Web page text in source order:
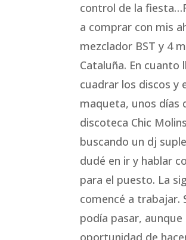
control de la
a comprar con mis
mezclador BST y 4
Cataluña. En cuanto
cuadrar los discos y
maqueta, unos días
discoteca Chic
buscando un dj
dudé en ir y hablar
para el puesto. La
comencé a trabajar.
podía pasar,